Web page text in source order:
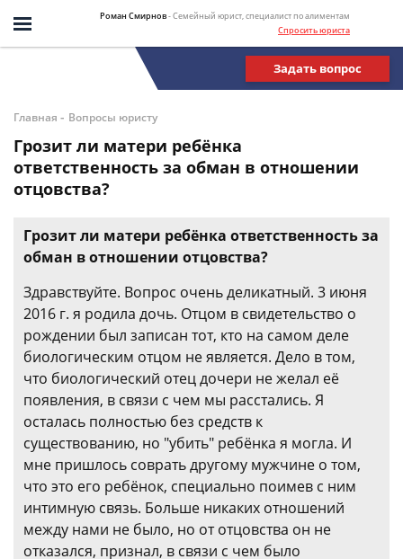
Роман Смирнов- Семейный юрист, специалист по алиментам
Спросить юриста
Задать вопрос
Главная - Вопросы юристу
Грозит ли матери ребёнка
ответственность за обман в отношении
отцовства?
Грозит ли матери ребёнка ответственность за
обман в отношении отцовства?
Здравствуйте. Вопрос очень деликатный. 3 июня
2016 г. я родила дочь. Отцом в свидетельство о
рождении был записан тот, кто на самом деле
биологическим отцом не является. Дело в том,
что биологический отец дочери не желал её
появления, в связи с чем мы расстались. Я
осталась полностью без средств к
существованию, но "убить" ребёнка я могла. И
мне пришлось соврать другому мужчине о том,
что это его ребёнок, специально поимев с ним
интимную связь. Больше никаких отношений
между нами не было, но от отцовства он не
отказался, признал, в связи с чем было